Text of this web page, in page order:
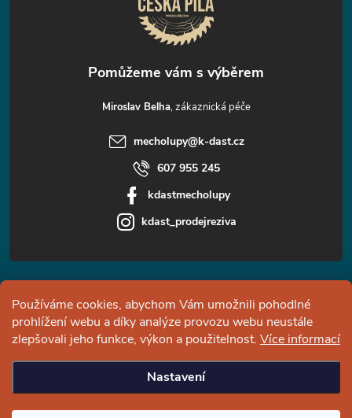
Používáme cookies, abychom Vám umožnili pohodlné
prohlížení webu a díky analýze provozu webu neustále
zlepšovali jeho funkce, výkon a použitelnost. Více informací
Nastavení
Facebook
Miroslav Belha
mecholupy@k-dast.cz
607 955 245
kdastmecholupy
kdast_prodejreziva
Copyright 2026Česká pila - pobočka Měcholupy. Všechna práva
vyhrazena.Upravit nastavení cookies